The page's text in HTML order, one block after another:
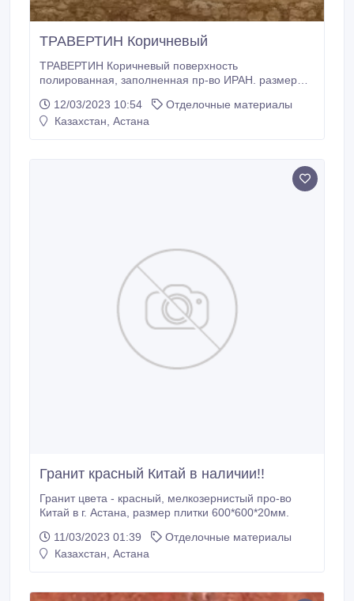
ТРАВЕРТИН Коричневый
ТРАВЕРТИН Коричневый поверхность
полированная, заполненная пр-во ИРАН. размер
12/03/2023 10:54
Отделочные материалы
Казахстан, Астана
Гранит красный Китай в наличии!!
Гранит цвета - красный, мелкозернистый про-во
Китай в г. Астана, размер плитки 600*600*20мм.
11/03/2023 01:39
Отделочные материалы
Казахстан, Астана